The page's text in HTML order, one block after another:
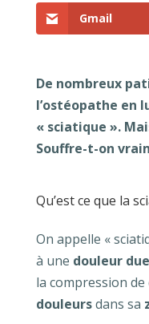
Gmail
De nombreux
l’ostéopathe en
« sciatique ».
Souffre-t-on
Qu’est ce que la
On appelle «
à une douleur
la compression
douleursdans sa